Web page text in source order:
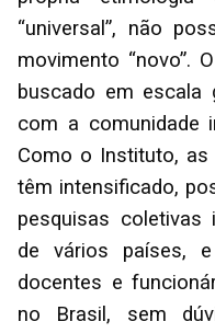
“universal”, não
movimento “novo”.
buscado em escala
com a comunidade
Como o Instituto, as
têm intensificado,
pesquisas coletivas
de vários países,
docentes e
no Brasil, sem